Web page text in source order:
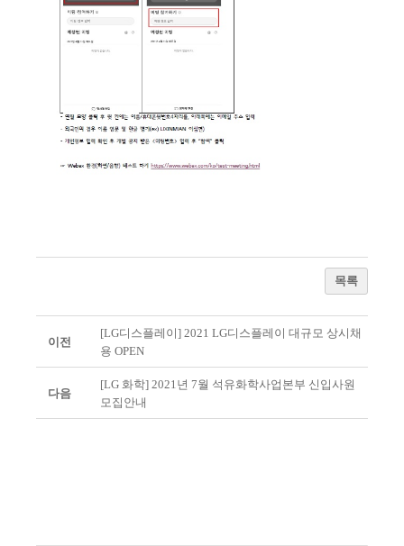
목록
이전
[LG디스플레이] 2021 LG디스플레이 대규모 상시채
용 OPEN
다음
[LG 화학] 2021년 7월 석유화학사업본부 신입사원
모집안내